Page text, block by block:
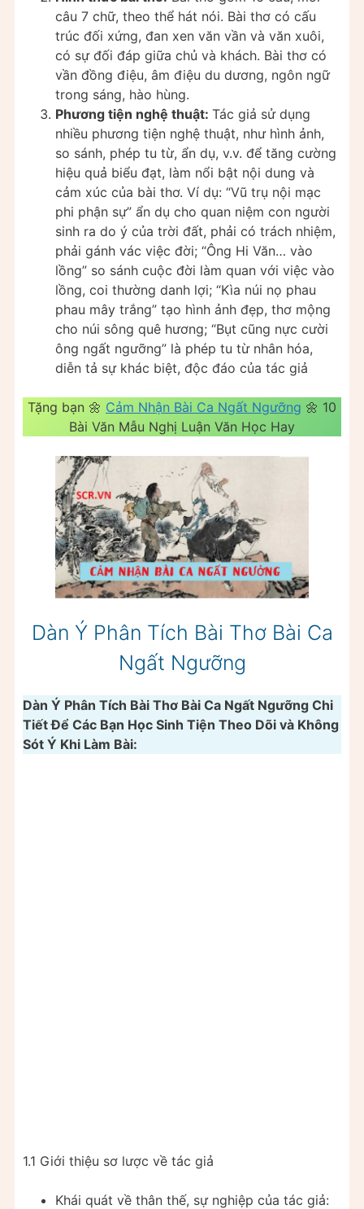
câu 7 chữ, theo thể hát nói. Bài thơ có cấu
trúc đối xứng, đan xen văn vần và văn xuôi,
có sự đối đáp giữa chủ và khách. Bài thơ có
vần đồng điệu, âm điệu du dương, ngôn ngữ
trong sáng, hào hùng.
Phương tiện nghệ thuật: Tác giả sử dụng
nhiều phương tiện nghệ thuật, như hình ảnh,
so sánh, phép tu từ, ẩn dụ, v.v. để tăng cường
hiệu quả biểu đạt, làm nổi bật nội dung và
cảm xúc của bài thơ. Ví dụ: “Vũ trụ nội mạc
phi phận sự” ẩn dụ cho quan niệm con người
sinh ra do ý của trời đất, phải có trách nhiệm,
phải gánh vác việc đời; “Ông Hi Văn… vào
lồng” so sánh cuộc đời làm quan với việc vào
lồng, coi thường danh lợi; “Kìa núi nọ phau
phau mây trắng” tạo hình ảnh đẹp, thơ mộng
cho núi sông quê hương; “Bụt cũng nực cười
ông ngất ngưỡng” là phép tu từ nhân hóa,
diễn tả sự khác biệt, độc đáo của tác giả
Tặng bạn 🌼 Cảm Nhận Bài Ca Ngất Ngưỡng 🌼 10
Bài Văn Mẫu Nghị Luận Văn Học Hay
Dàn Ý Phân Tích Bài Thơ Bài Ca
Ngất Ngưỡng
Dàn Ý Phân Tích Bài Thơ Bài Ca Ngất Ngưỡng Chi
Tiết Để Các Bạn Học Sinh Tiện Theo Dõi và Không
Sót Ý Khi Làm Bài:
1.1 Giới thiệu sơ lược về tác giả
Khái quát về thân thế, sự nghiệp của tác giả: